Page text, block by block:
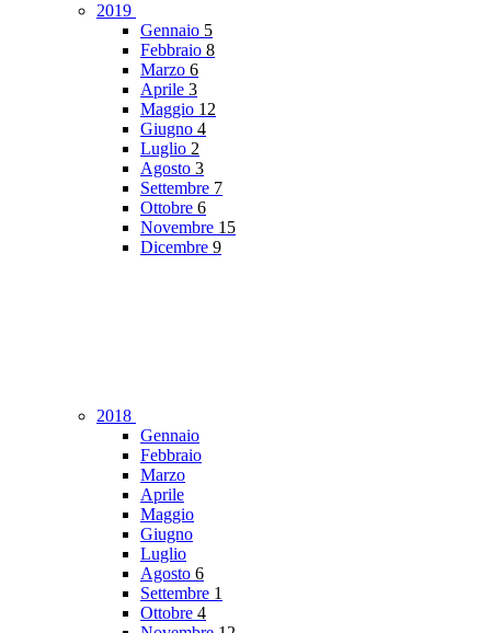
2019
Gennaio 5
Febbraio 8
Marzo 6
Aprile 3
Maggio 12
Giugno 4
Luglio 2
Agosto 3
Settembre 7
Ottobre 6
Novembre 15
Dicembre 9
2018
Gennaio
Febbraio
Marzo
Aprile
Maggio
Giugno
Luglio
Agosto 6
Settembre 1
Ottobre 4